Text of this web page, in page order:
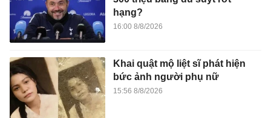
hạng?
16:00 8/8/2026
Khai quật mộ liệt sĩ phát hiện
bức ảnh người phụ nữ
15:56 8/8/2026